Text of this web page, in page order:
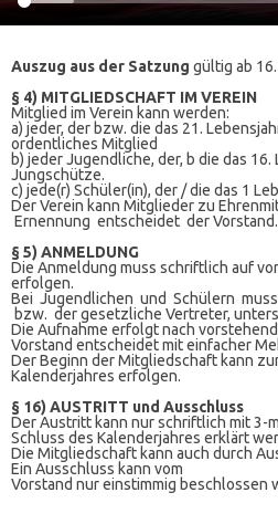
Auszug aus der Satzung gültig ab
§ 4) MITGLIEDSCHAFT IM VEREIN
Mitglied im Verein kann werden:
a) jeder, der bzw. die das 21.
ordentliches Mitglied
b) jeder Jugendliche, der, b die das
Jungschütze.
c) jede(r) Schüler(in), der / die das 1
Der Verein kann Mitglieder zu
Ernennung entscheidet der Vorstand.
§ 5) ANMELDUNG
Die Anmeldung muss schriftlich auf
erfolgen.
Bei Jugendlichen und Schülern
bzw. der gesetzliche Vertreter,
Die Aufnahme erfolgt nach
Vorstand entscheidet mit einfacher
Der Beginn der Mitgliedschaft kann
Kalenderjahres erfolgen.
§ 16) AUSTRITT und Ausschluss
Der Austritt kann nur schriftlich mit 3-
Schluss des Kalenderjahres erklärt
Die Mitgliedschaft kann auch durch
Ein Ausschluss kann vom
Vorstand nur einstimmig beschlossen